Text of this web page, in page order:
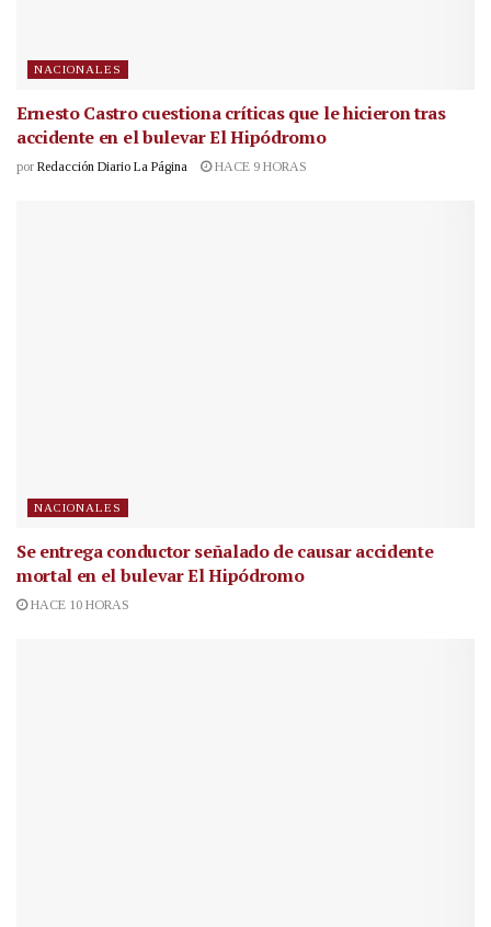
NACIONALES
Ernesto Castro cuestiona críticas que le hicieron tras
accidente en el bulevar El Hipódromo
por Redacción Diario La Página HACE 9 HORAS
NACIONALES
Se entrega conductor señalado de causar accidente
mortal en el bulevar El Hipódromo
HACE 10 HORAS